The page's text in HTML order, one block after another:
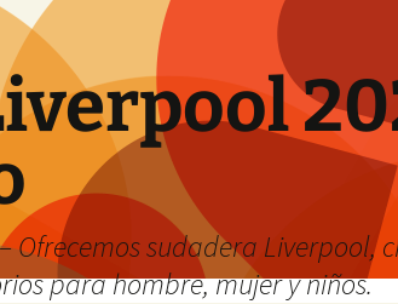
Ofrecemos sudadera Liverpool,
para hombre, mujer y niños.